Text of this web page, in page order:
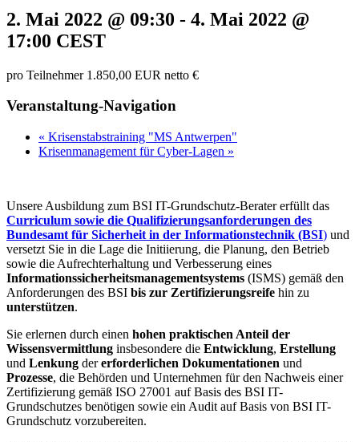
2. Mai 2022 @ 09:30 - 4. Mai 2022 @
17:00 CEST
pro Teilnehmer 1.850,00 EUR netto €
Veranstaltung-Navigation
« Krisenstabstraining "MS Antwerpen"
Krisenmanagement für Cyber-Lagen »
Unsere Ausbildung zum BSI IT-Grundschutz-Berater erfüllt das
Curriculum sowie die Qualifizierungsanforderungen des
Bundesamt für Sicherheit in der Informationstechnik (BSI) und
versetzt Sie in die Lage die Initiierung, die Planung, den Betrieb
sowie die Aufrechterhaltung und Verbesserung eines
Informationssicherheitsmanagementsystems (ISMS) gemäß den
Anforderungen des BSI bis zur Zertifizierungsreife hin zu
unterstützen.
Sie erlernen durch einen hohen praktischen Anteil der
Wissensvermittlung insbesondere die Entwicklung, Erstellung
und Lenkung dererforderlichen Dokumentationen und
Prozesse, die Behörden und Unternehmen für den Nachweis einer
Zertifizierung gemäß ISO 27001 auf Basis des BSI IT-
Grundschutzes benötigen sowie ein Audit auf Basis von BSI IT-
Grundschutz vorzubereiten.